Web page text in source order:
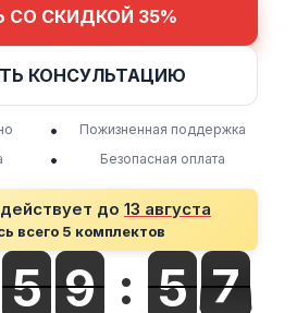
СО СКИДКОЙ 35%
КОНСУЛЬТАЦИЮ
•
Пожизненная поддержка
• Безопасная оплата
до 13 августа
всего 5 комплектов